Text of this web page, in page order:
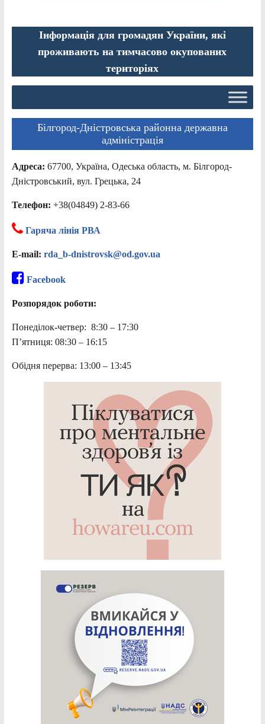
Інформація для громадян України, які
проживають на тимчасово окупованих
територіях
Білгород-Дністровська районна державна
адміністрація
Адреса: 67700, Україна, Одеська область, м. Білгород-
Дністровський, вул. Грецька, 24
Телефон: +38(04849) 2-83-66
Гаряча лінія РВА
E-mail: rda_b-dnistrovsk@od.gov.ua
Facebook
Розпорядок роботи:
Понеділок-четвер: 8:30 – 17:30
П’ятниця: 08:30 – 16:15
Обідня перерва: 13:00 – 13:45